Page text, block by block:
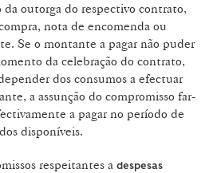
outorga do respectivo contrato,
nota de encomenda ou
Se o montante a pagar não puder
da celebração do contrato,
dos consumos a efectuar
a assunção do compromisso far-
a pagar no período de
disponíveis.
respeitantes a despesas